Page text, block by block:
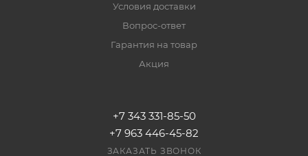
Условия доставки
Вопрос-ответ
Гарантия на товар
Акция
+7 343 331-85-50
+7 963 446-45-82
ЗАКАЗАТЬ ЗВОНОК